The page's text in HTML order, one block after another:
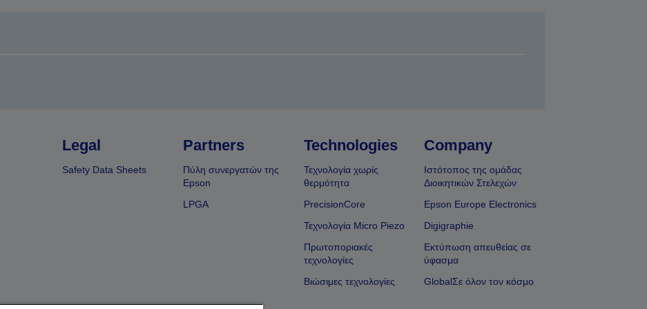
Legal
Safety Data Sheets
Partners
Πύλη συνεργατών της
Epson
LPGA
Technologies
Τεχνολογία χωρίς
θερμότητα
PrecisionCore
Τεχνολογία Micro Piezo
Πρωτοποριακές
τεχνολογίες
Βιώσιμες τεχνολογίες
Company
Ιστότοπος της ομάδας
Διοικητικών Στελεχών
Epson Europe Electronics
Digigraphie
Εκτύπωση απευθείας σε
ύφασμα
GlobalΣε όλον τον κόσμο